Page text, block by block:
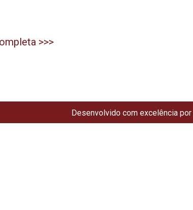
>>>
Desenvolvido com excelência por